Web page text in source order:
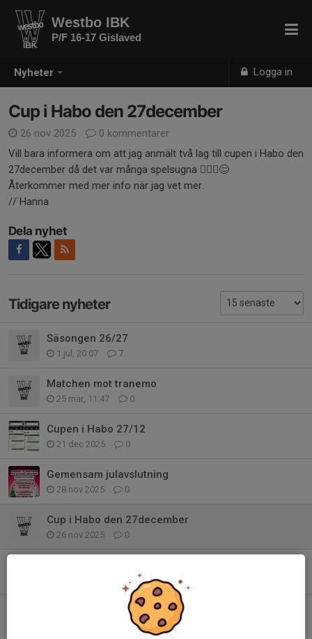
Nyheter Logga in
Westbo IBK
P/F 16-17 Gislaved
Cup i Habo den 27december
26 nov 2025
0 kommentarer
Vill bara informera om att jag anmält två lag till cupen i Habo den
27december då det var många spelsugna 🤸🏼‍♀️😊
Återkommer med mer info när jag vet mer.
// Hanna
Dela nyhet
Tidigare nyheter
Säsongen 26/27
1 jul, 20:07 7
Matchen mot tranemo
25 mar, 11:47 0
Cupen i Habo 27/12
21 dec 2025 0
Gemensam julavslutning
28 nov 2025 0
Cup i Habo den 27december
26 nov 2025 0